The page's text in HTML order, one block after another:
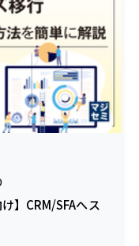
】CRM/SFAへス